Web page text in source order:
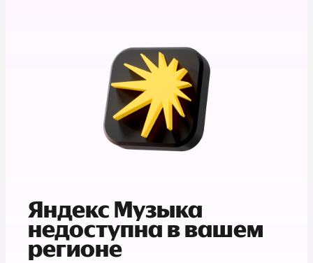
Яндекс Музыка
недоступна в вашем
регионе